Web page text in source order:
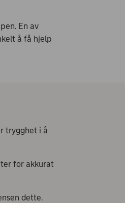
En av
å få hjelp
trygghet i å
for akkurat
dette.